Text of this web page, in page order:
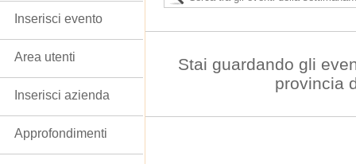
Stai guardando gli
provincia
Inserisci evento
Area utenti
Inserisci azienda
Approfondimenti